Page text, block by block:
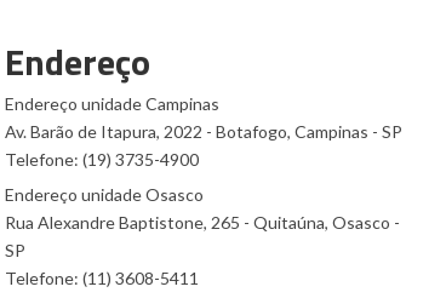
Endereço
Endereço unidade Campinas
Av. Barão de Itapura, 2022 - Botafogo, Campinas - SP
Telefone: (19) 3735-4900
Endereço unidade Osasco
Rua Alexandre Baptistone, 265 - Quitaúna, Osasco -
SP
Telefone: (11) 3608-5411